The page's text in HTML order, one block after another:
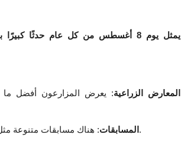
يمثل يوم 8 أغسطس من كل عام حدثًا كبيرًا بالنسبة لتنزانيا؛ حيث
المعارض الزراعية: يعرض المزارعون أفضل ما
المسابقات : هناك مسابقات متنوعة مثل مسابقات أفضل المحاصيل وأفضل الماشية وحتى طبخ الأطباق المحلية.